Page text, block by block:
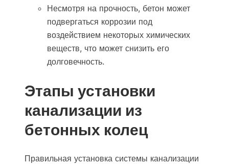
Несмотря на прочность, бетон может
подвергаться коррозии под
воздействием некоторых химических
веществ, что может снизить его
долговечность.
Этапы установки
канализации из
бетонных колец
Правильная установка системы канализации